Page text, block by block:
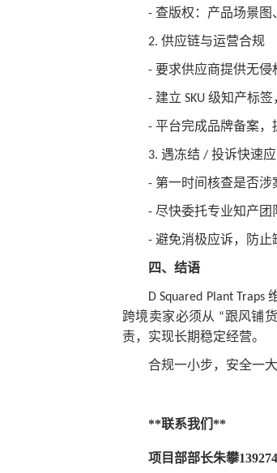
- 查版权：产品场景图
2. 供应链与运营合规
- 要求供应商提供无侵
- 建立 SKU 级知产标签
- 平台完成品牌备案，
3. 遇冻结 / 投诉快速
- 第一时间核查是否涉
- 尽快委托专业知产团
- 避免消极应诉，防止
四、结语
D Squared Plant Traps
跨境卖家必须从 “跟风铺货
责，实现长期稳定经营。
合规一小步，安全一
**联系我们**
项目部部长朱攀